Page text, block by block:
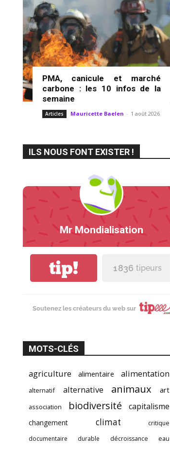
PMA, canicule et marché
carbone : les 10 infos de la
semaine
Articles Mauricette Baelen - 1 août 2026
ILS NOUS FONT EXISTER !
Mr Mondialisation
tip! 1 836 tipeurs
Soutenez les créateurs du web sur
MOTS-CLÉS
agriculture alimentaire alimentation
alternatif alternative animaux art
association biodiversité capitalisme
changement climat
critique
documentaire
durable décroissance eau